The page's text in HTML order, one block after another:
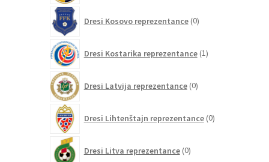
Dresi Kosovo reprezentance 0izdelkov
Dresi Kostarika reprezentance 1izdelek
Dresi Latvija reprezentance 0izdelkov
Dresi Lihtenštajn reprezentance 0izdelkov
Dresi Litva reprezentance 0izdelkov